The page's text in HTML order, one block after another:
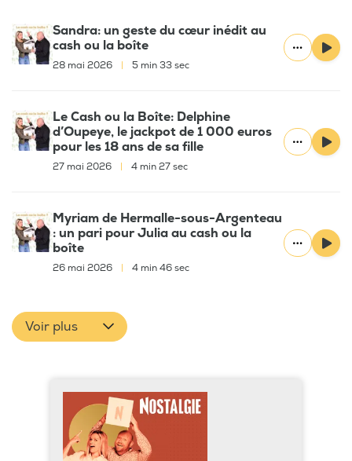
Sandra: un geste du cœur inédit au
cash ou la boîte
28 mai 2026 5 min 33 sec
Le Cash ou la Boîte: Delphine
d’Oupeye, le jackpot de 1 000 euros
pour les 18 ans de sa fille
27 mai 2026 4 min 27 sec
Myriam de Hermalle-sous-Argenteau
: un pari pour Julia au cash ou la
boîte
26 mai 2026 4 min 46 sec
Voir plus